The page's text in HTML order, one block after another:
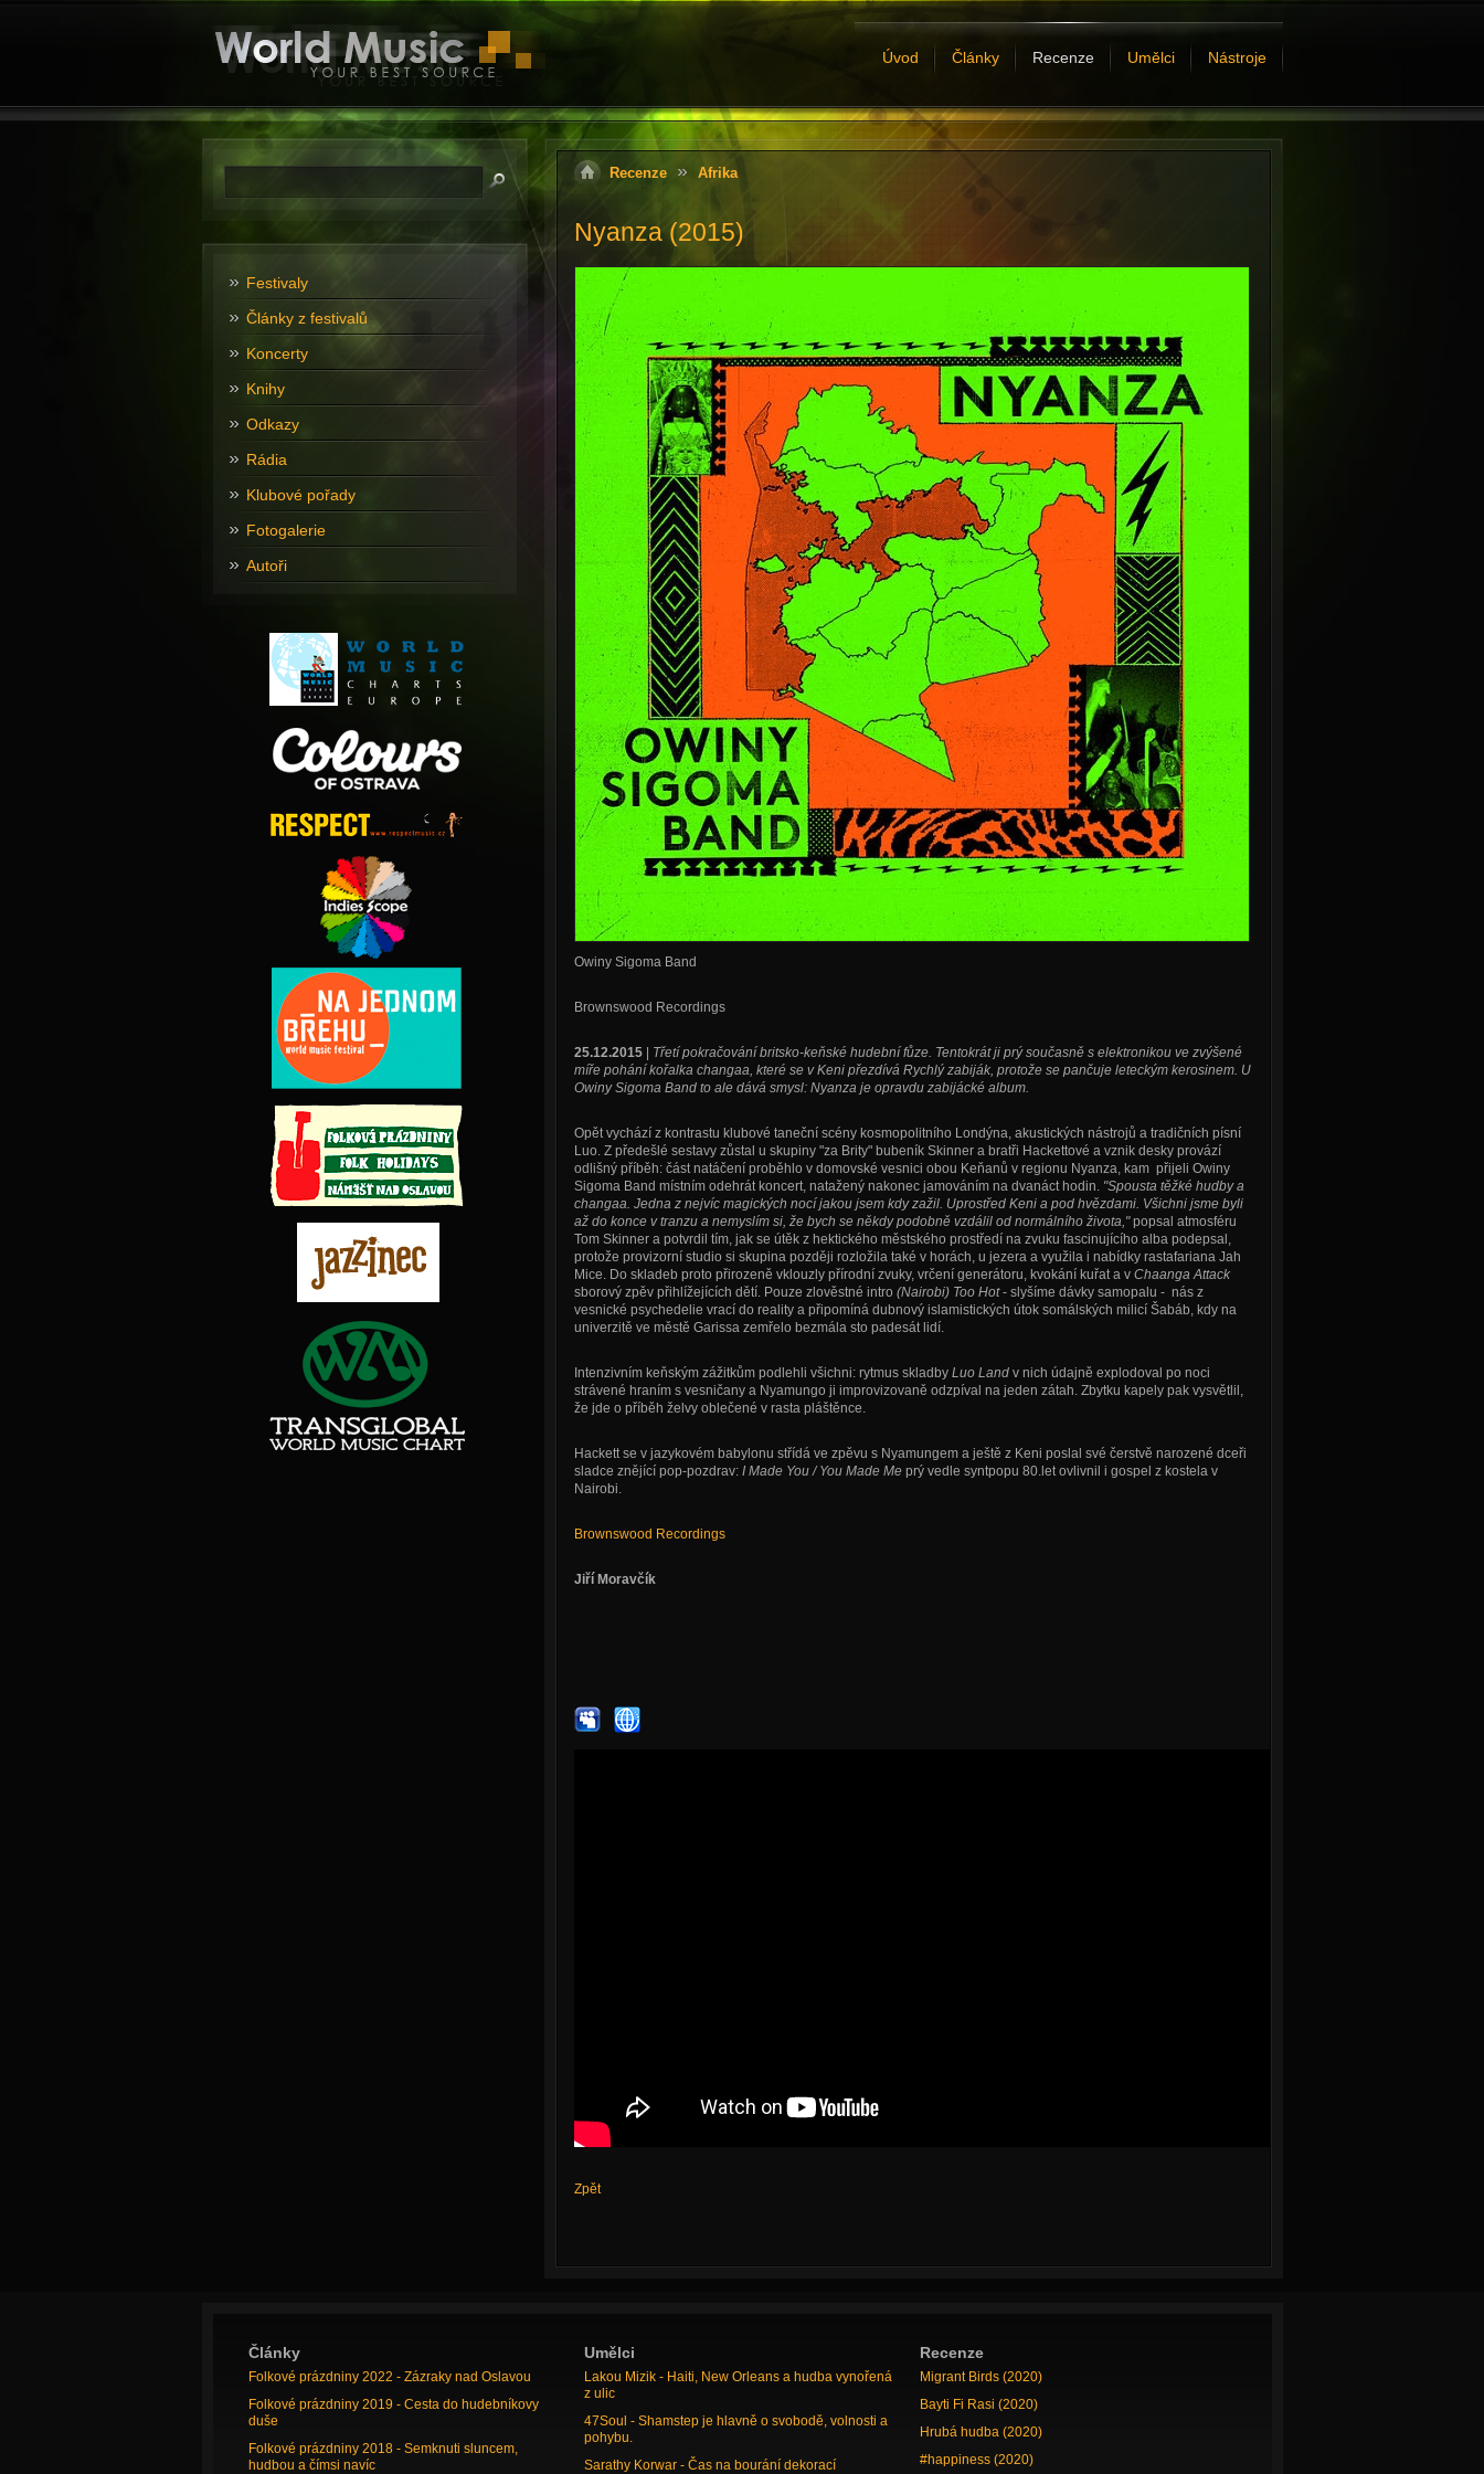
Úvod Články Recenze Umělci Nástroje
Recenze Afrika
Nyanza (2015)
Owiny Sigoma Band
Brownswood Recordings
25.12.2015|
Třetí pokračování britsko-keňské hudební fůze. Tentokrát ji prý současně s elektronikou ve zvýšené
míře pohání kořalka changaa, které se v Keni přezdívá Rychlý zabiják, protože se pančuje leteckým kerosinem. U
Owiny Sigoma Band to ale dává smysl: Nyanza je opravdu zabijácké album.
Opět vychází z kontrastu klubové taneční scény kosmopolitního Londýna, akustických nástrojů a tradičních písní
Luo. Z předešlé sestavy zůstal u skupiny "za Brity" bubeník Skinner a bratři Hackettové a vznik desky provází
odlišný příběh: část natáčení proběhlo v domovské vesnici obou Keňanů v regionu Nyanza, kam přijeli Owiny
Sigoma Band místním odehrát koncert, natažený nakonec jamováním na dvanáct hodin. "Spousta těžké hudby a
changaa. Jedna z nejvíc magických nocí jakou jsem kdy zažil. Uprostřed Keni a pod hvězdami. Všichni jsme byli
až do konce v tranzu a nemyslím si, že bych se někdy podobně vzdálil od normálního života,"popsal atmosféru
Tom Skinner a potvrdil tím, jak se útěk z hektického městského prostředí na zvuku fascinujícího alba podepsal,
protože provizorní studio si skupina později rozložila také v horách, u jezera a využila i nabídky rastafariana Jah
Mice. Do skladeb proto přirozeně vklouzly přírodní zvuky, vrčení generátoru, kvokání kuřat a v Chaanga Attack
sborový zpěv přihlížejících dětí. Pouze zlověstné intro (Nairobi) Too Hot- slyšíme dávky samopalu - nás z
vesnické psychedelie vrací do reality a připomíná dubnový islamistických útok somálských milicí Šabáb, kdy na
univerzitě ve městě Garissa zemřelo bezmála sto padesát lidí.
Intenzivním keňským zážitkům podlehli všichni: rytmus skladby Luo Landv nich údajně explodoval po noci
strávené hraním s vesničany a Nyamungo ji improvizovaně odzpíval na jeden zátah. Zbytku kapely pak vysvětlil,
že jde o příběh želvy oblečené v rasta pláštěnce.
Hackett se v jazykovém babylonu střídá ve zpěvu s Nyamungem a ještě z Keni poslal své čerstvě narozené dceři
sladce znějící pop-pozdrav: I Made You / You Made Meprý vedle syntpopu 80.let ovlivnil i gospel z kostela v
Nairobi.
Brownswood Recordings
Jiří Moravčík
Zpět
Festivaly
Články z festivalů
Koncerty
Knihy
Odkazy
Rádia
Klubové pořady
Fotogalerie
Autoři
Články
Folkové prázdniny 2022 - Zázraky nad Oslavou
Folkové prázdniny 2019 - Cesta do hudebníkovy
duše
Folkové prázdniny 2018 - Semknuti sluncem,
hudbou a čímsi navíc
Umělci
Lakou Mizik - Haiti, New Orleans a hudba vynořená
z ulic
47Soul - Shamstep je hlavně o svobodě, volnosti a
pohybu.
Sarathy Korwar - Čas na bourání dekorací
Recenze
Migrant Birds (2020)
Bayti Fi Rasi (2020)
Hrubá hudba (2020)
#happiness (2020)